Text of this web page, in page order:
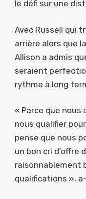
le défi sur une
Avec Russell qui
arrière alors que
Allison a admis
seraient
rythme à long
« Parce que
nous qualifier
pense que nous
un bon cri d’offre
raisonnablement
qualifications »,